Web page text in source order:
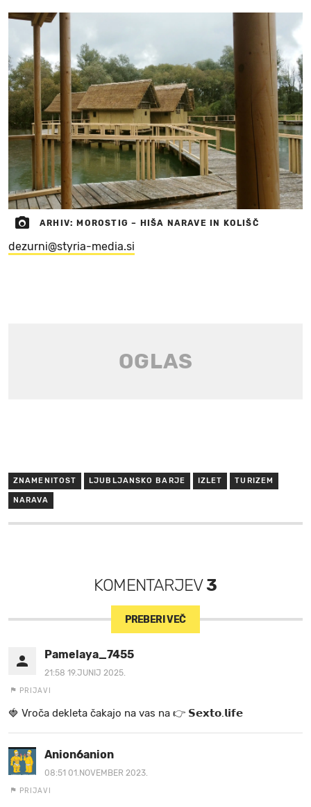
ARHIV: MOROSTIG – HIŠA NARAVE IN KOLIŠČ
dezurni@styria-media.si
ZNAMENITOST LJUBLJANSKO BARJE IZLET TURIZEM
NARAVA
KOMENTARJEV3
PREBERI VEČ
Pamelaya_7455
21:58 19.JUNIJ 2025.
PRIJAVI
🍓 V r o č a d e k l e t a ča k a jo na va s n a 👉 𝗦𝗲𝘅𝘁𝗼.𝗹𝗶𝗳𝗲
Anion6anion
08:51 01.NOVEMBER 2023.
PRIJAVI